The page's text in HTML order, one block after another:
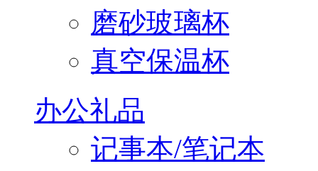
磨砂玻璃杯
真空保温杯
办公礼品
记事本/笔记本